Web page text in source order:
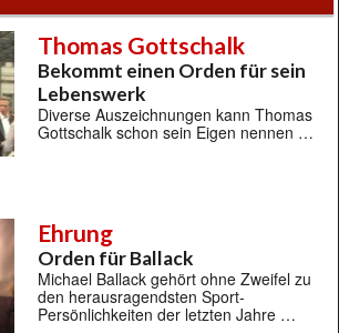
Thomas Gottschalk
Bekommt einen Orden für sein
Lebenswerk
Diverse Auszeichnungen kann Thomas
Gottschalk schon sein Eigen nennen …
Ehrung
Orden für Ballack
Michael Ballack gehört ohne Zweifel zu
den herausragendsten Sport-
Persönlichkeiten der letzten Jahre …